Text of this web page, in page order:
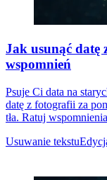
Jak usunąć datę
wspomnień
Psuje Ci data na
datę z fotografii za
tła. Ratuj
Usuwanie tekstu